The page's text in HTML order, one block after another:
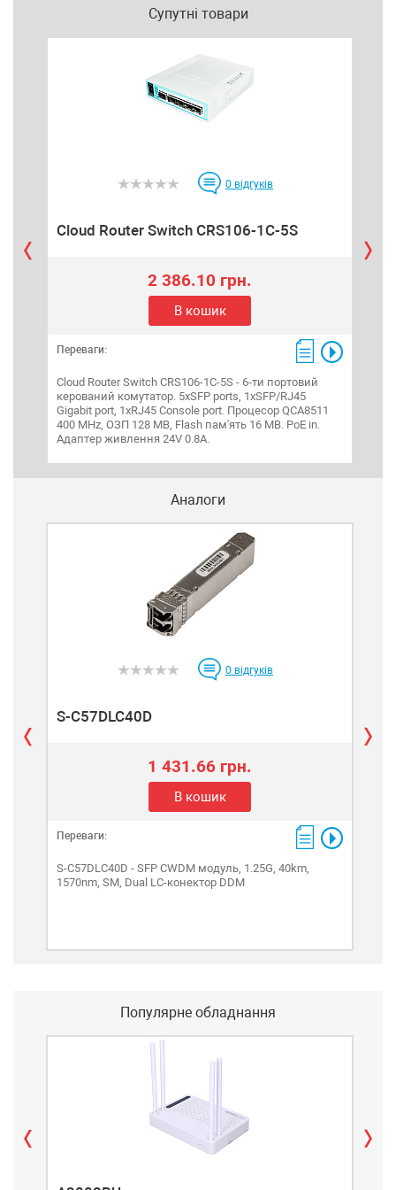
Супутні товари
0 відгуків
Cloud Router Switch CRS106-1C-5S
2 386.10 грн.
В кошик
Переваги:
Cloud Router Switch CRS106-1C-5S - 6-ти портовий
керований комутатор. 5xSFP ports, 1xSFP/RJ45
Gigabit port, 1xRJ45 Console port. Процесор QCA8511
400 MHz, ОЗП 128 MB, Flash пам'ять 16 MB. PoE in.
Адаптер живлення 24V 0.8A.
Аналоги
0 відгуків
S-C57DLC40D
1 431.66 грн.
В кошик
Переваги:
S-C57DLC40D - SFP CWDM модуль, 1.25G, 40km,
1570nm, SM, Dual LC-конектор DDM
Популярне обладнання